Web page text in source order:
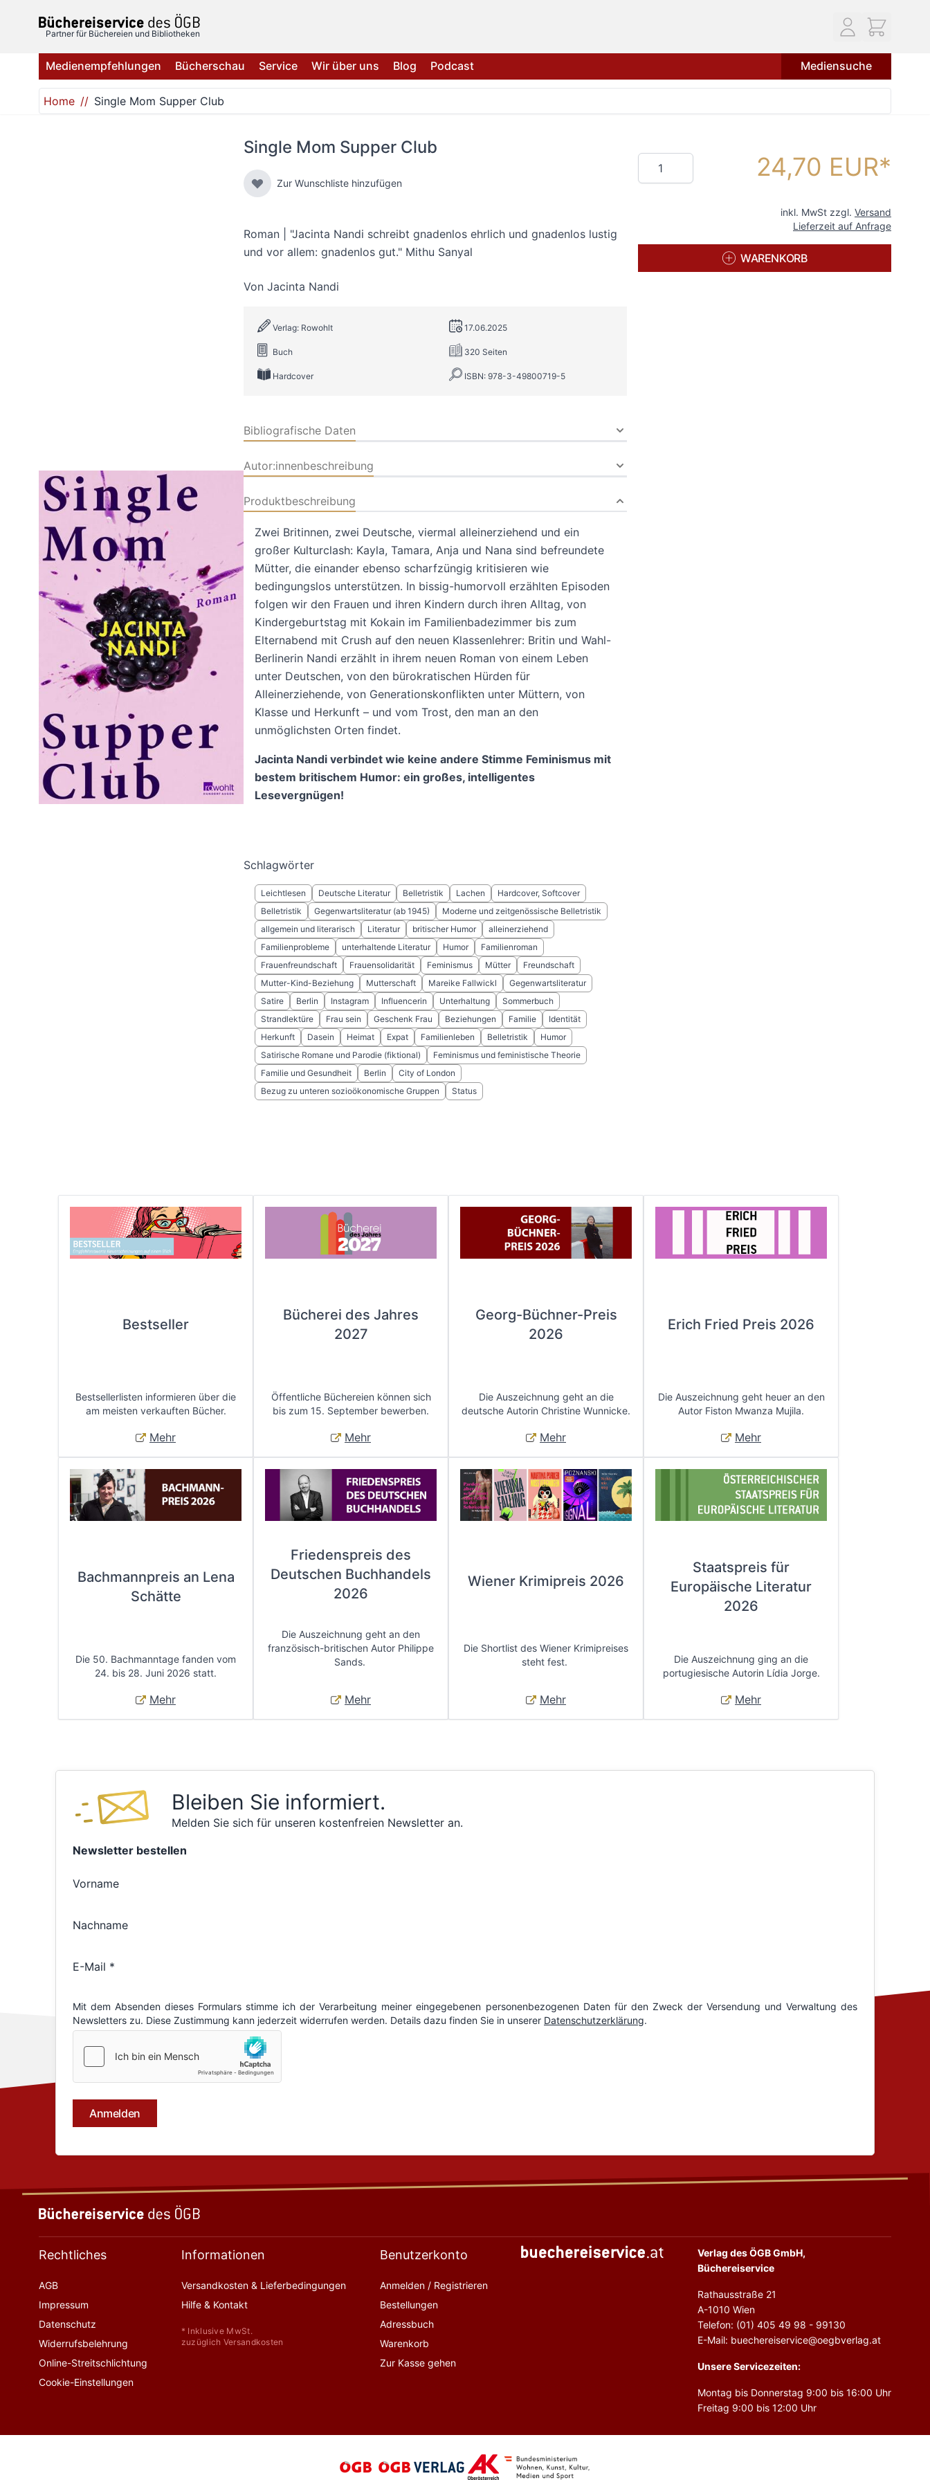
Partner für Büchereien und Bibliotheken
Medienempfehlungen Bücherschau Service Wir über uns Blog Podcast Mediensuche
Home Single Mom Supper Club
Single Mom Supper Club
Zur Wunschliste hinzufügen
Roman | "Jacinta Nandi schreibt gnadenlos ehrlich und gnadenlos lustig
und vor allem: gnadenlos gut." Mithu Sanyal
Von Jacinta Nandi
Verlag: Rowohlt 17.06.2025
Buch 320 Seiten
Hardcover ISBN: 978-3-49800719-5
Bibliografische Daten
Autor:innenbeschreibung
Produktbeschreibung
Zwei Britinnen, zwei Deutsche, viermal alleinerziehend und ein
großer Kulturclash: Kayla, Tamara, Anja und Nana sind befreundete
Mütter, die einander ebenso scharfzüngig kritisieren wie
bedingungslos unterstützen. In bissig-humorvoll erzählten Episoden
folgen wir den Frauen und ihren Kindern durch ihren Alltag, von
Kindergeburtstag mit Kokain im Familienbadezimmer bis zum
Elternabend mit Crush auf den neuen Klassenlehrer: Britin und Wahl-
Berlinerin Nandi erzählt in ihrem neuen Roman von einem Leben
unter Deutschen, von den bürokratischen Hürden für
Alleinerziehende, von Generationskonflikten unter Müttern, von
Klasse und Herkunft – und vom Trost, den man an den
unmöglichsten Orten findet.
Jacinta Nandi verbindet wie keine andere Stimme Feminismus mit
bestem britischem Humor: ein großes, intelligentes
Lesevergnügen!
Schlagwörter
Leichtlesen Deutsche Literatur Belletristik Lachen
Hardcover, Softcover
Belletristik
Gegenwartsliteratur (ab 1945)
Moderne und zeitgenössische Belletristik
allgemein und literarisch
Literatur britischer Humor
alleinerziehend
Familienprobleme
unterhaltende Literatur Humor
Familienroman
Frauenfreundschaft
Frauensolidarität Feminismus Mütter
Freundschaft
Mutter-Kind-Beziehung
Mutterschaft Mareike Fallwickl
Gegenwartsliteratur
Satire
Berlin Instagram Influencerin Unterhaltung
Sommerbuch
Strandlektüre
Frau sein Geschenk Frau Beziehungen Familie
Identität
Herkunft
Dasein Heimat Expat Familienleben Belletristik
Humor
Satirische Romane und Parodie (fiktional)
Feminismus und feministische Theorie
Familie und Gesundheit
Berlin
City of London
Bezug zu unteren sozioökonomische Gruppen
Status
Menge 24,70 EUR
inkl. MwSt zzgl. Versand
Lieferzeit auf Anfrage
WARENKORB
Bestseller
Bestsellerlisten informieren über die
am meisten verkauften Bücher.
Mehr
Bücherei des Jahres
2027
Öffentliche Büchereien können sich
bis zum 15. September bewerben.
Mehr
Georg-Büchner-Preis
2026
Die Auszeichnung geht an die
deutsche Autorin Christine Wunnicke.
Mehr
Erich Fried Preis 2026
Die Auszeichnung geht heuer an den
Autor Fiston Mwanza Mujila.
Mehr
Bachmannpreis an Lena
Schätte
Die 50. Bachmanntage fanden vom
24. bis 28. Juni 2026 statt.
Mehr
Friedenspreis des
Deutschen Buchhandels
2026
Die Auszeichnung geht an den
französisch-britischen Autor Philippe
Sands.
Mehr
Wiener Krimipreis 2026
Die Shortlist des Wiener Krimipreises
steht fest.
Mehr
Staatspreis für
Europäische Literatur
2026
Die Auszeichnung ging an die
portugiesische Autorin Lídia Jorge.
Mehr
Bleiben Sie informiert.
Melden Sie sich für unseren kostenfreien Newsletter an.
Rechtliches
AGB
Impressum
Datenschutz
Widerrufsbelehrung
Online-Streitschlichtung
Cookie-Einstellungen
Informationen
Versandkosten & Lieferbedingungen
Hilfe & Kontakt
* Inklusive MwSt.
zuzüglich Versandkosten
Benutzerkonto
Anmelden / Registrieren
Bestellungen
Adressbuch
Warenkorb
Zur Kasse gehen
Verlag des ÖGB GmbH,
Büchereiservice
Rathausstraße 21
A-1010 Wien
Telefon: (01) 405 49 98 - 99130
E-Mail: buechereiservice@oegbverlag.at
Unsere Servicezeiten:
Montag bis Donnerstag 9:00 bis 16:00 Uhr
Freitag 9:00 bis 12:00 Uhr